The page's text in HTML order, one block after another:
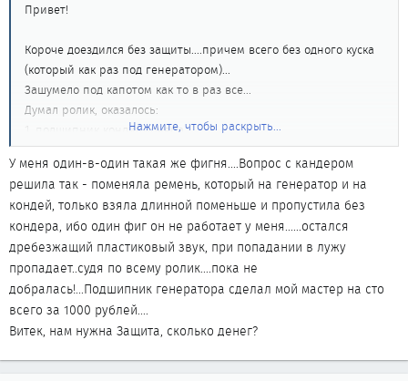
Привет!
Короче доездился без защиты....причем всего без одного куска
(который как раз под генератором)...
Зашумело под капотом как то в раз все...
Думал ролик, оказалось:
1. подшипник кондиционера
2. Подшипник генератора
3. Ролик тоже по рекомендации попадает на замену....
Вот такие неприятности...
Куда обращаться?
Здесь сделают эти мероприятия? (Северная 26-я, 13а к8)....
Нажмите, чтобы раскрыть...
У меня один-в-один такая же фигня....Вопрос с кандером
решила так - поменяла ремень, который на генератор и на
кондей, только взяла длинной поменьше и пропустила без
кондера, ибо один фиг он не работает у меня......остался
дребезжащий пластиковый звук, при попадании в лужу
пропадает..судя по всему ролик....пока не
добралась!...Подшипник генератора сделал мой мастер на сто
всего за 1000 рублей....
Витек, нам нужна Защита, сколько денег?